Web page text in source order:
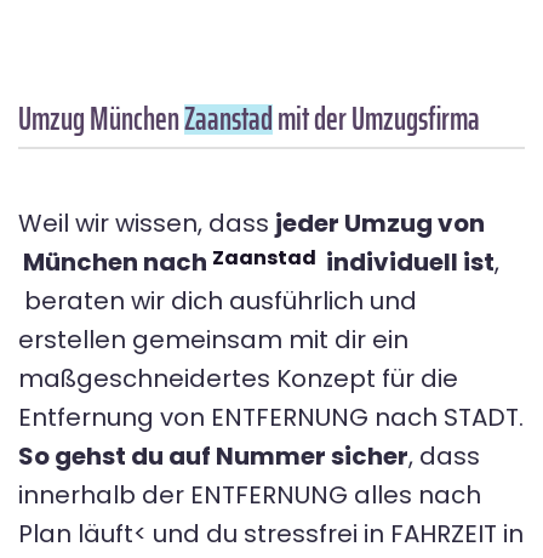
Umzug MünchenZaanstadmit der Umzugsfirma
Weil wir wissen, dass jeder Umzug von
München nach Zaanstad individuell ist,
beraten wir dich ausführlich und
erstellen gemeinsam mit dir ein
maßgeschneidertes Konzept für die
Entfernung von ENTFERNUNG nach STADT.
So gehst du auf Nummer sicher, dass
innerhalb der ENTFERNUNG alles nach
Plan läuft< und du stressfrei in FAHRZEIT in